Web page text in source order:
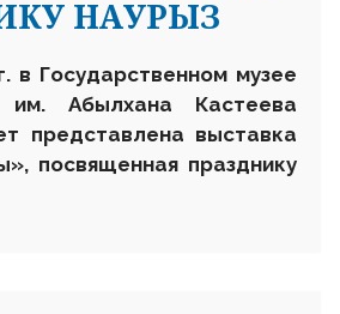
НАУРЫЗ
в Государственном музее
им. Абылхана Кастеева
представлена выставка
посвященная празднику